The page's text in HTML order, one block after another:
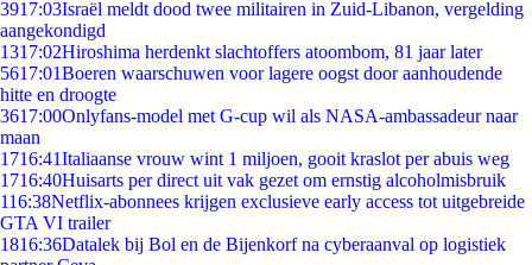
3917:03Israël meldt dood twee militairen in Zuid-Libanon, vergelding
aangekondigd
1317:02Hiroshima herdenkt slachtoffers atoombom, 81 jaar later
5617:01Boeren waarschuwen voor lagere oogst door aanhoudende
hitte en droogte
3617:00Onlyfans-model met G-cup wil als NASA-ambassadeur naar
maan
1716:41Italiaanse vrouw wint 1 miljoen, gooit kraslot per abuis weg
1716:40Huisarts per direct uit vak gezet om ernstig alcoholmisbruik
116:38Netflix-abonnees krijgen exclusieve early access tot uitgebreide
GTA VI trailer
1816:36Datalek bij Bol en de Bijenkorf na cyberaanval op logistiek